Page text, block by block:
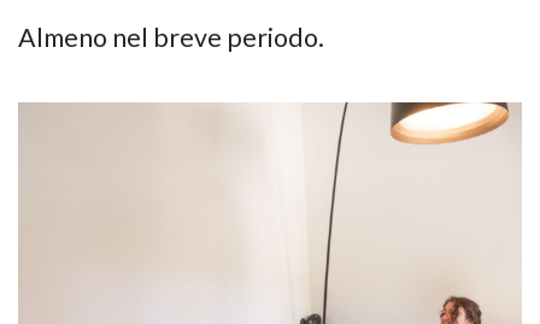
Almeno nel breve periodo.